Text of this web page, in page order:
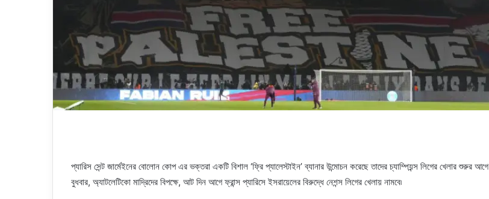
প্যারিস সেন্ট জার্মেইনের বোলোন কোপ এর ভক্তরা একটি বিশাল ‘ফ্রি প্যালেস্টাইন’ ব্যানার উন্মোচন করেছে তাদের চ্যাম্পিয়ন্স লিগের খেলার শুরুর আগে
বুধবার, অ্যাটলেটিকো মাদ্রিদের বিপক্ষে, আট দিন আগে ফ্রান্স প্যারিসে ইসরায়েলের বিরুদ্ধে নেশন্স লিগের খেলায় নামবে৷